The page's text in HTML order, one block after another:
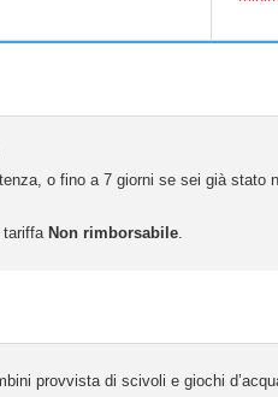
o fino a 7 giorni se sei già
tariffa Non rimborsabile.
provvista di scivoli e giochi